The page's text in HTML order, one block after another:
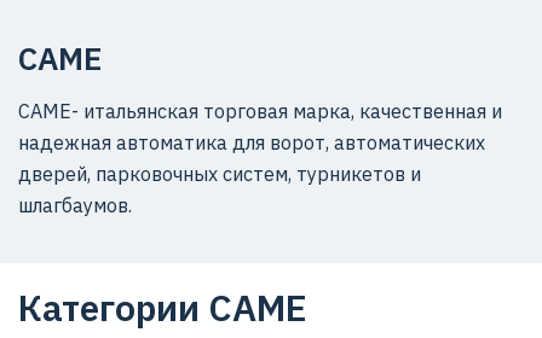
CAME
CAME- итальянская торговая марка, качественная и
надежная автоматика для ворот, автоматических
дверей, парковочных систем, турникетов и
шлагбаумов.
Категории CAME